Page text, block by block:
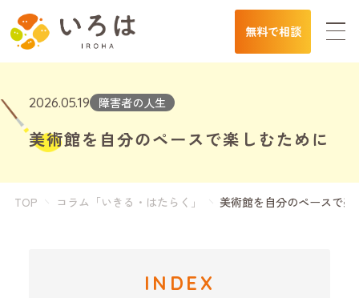
無料で相談
2026.05.19 障害者の人生
美術館を自分のペースで楽しむために
TOP コラム「いきる・はたらく」 美術館を自分のペースで楽
INDEX